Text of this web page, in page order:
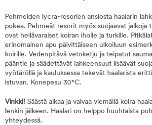
Pehmeiden lycra-resorien ansiosta haalarin
pukea. Pehmeät resorit myös suojaavat jalkoja
ovat hellävaraiset koiran iholle ja turkille.
erinomainen apu päivittäiseen ulkoiluun
koirille. Vedenpitävä vetoketju ja teipatut
pääntie ja säädettävät lahkeensuut lisäävät
vyötäröllä ja kauluksessa tekevät haalarista
istuvan. Konepesu 30°C.
Vinkki! Säästä aikaa ja vaivaa viemällä koira
lenkin jälkeen. Haalari on helppo huuhtaista
yhteydessä.